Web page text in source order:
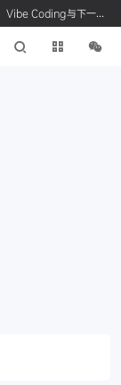
Vibe Coding与下一代